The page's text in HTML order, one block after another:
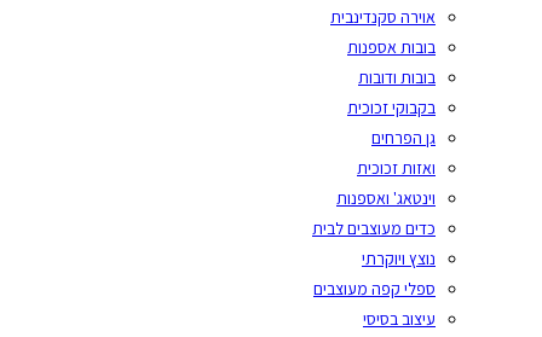
אוירה סקנדינבית
בובות אספנות
בובות ודובות
בקבוקי זכוכית
גן הפרחים
ואזות זכוכית
וינטאג' ואספנות
כדים מעוצבים לבית
נוצץ ויוקרתי
ספלי קפה מעוצבים
עיצוב בסיסי